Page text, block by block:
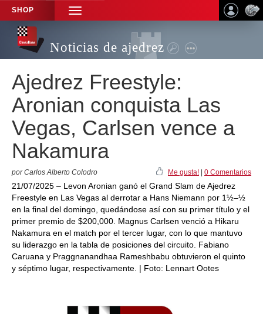
SHOP
TOGGLE
NAVIGATION
Noticias de ajedrez
Ajedrez Freestyle:
Aronian conquista Las
Vegas, Carlsen vence a
Nakamura
por Carlos Alberto Colodro Me gusta! 0 Comentarios
21/07/2025 – Levon Aronian ganó el Grand Slam de Ajedrez
Freestyle en Las Vegas al derrotar a Hans Niemann por 1½–½
en la final del domingo, quedándose así con su primer título y el
primer premio de $200,000. Magnus Carlsen venció a Hikaru
Nakamura en el match por el tercer lugar, con lo que mantuvo
su liderazgo en la tabla de posiciones del circuito. Fabiano
Caruana y Praggnanandhaa Rameshbabu obtuvieron el quinto
y séptimo lugar, respectivamente. | Foto: Lennart Ootes